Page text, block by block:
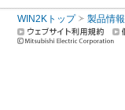
WIN2Kトップ 製品情報